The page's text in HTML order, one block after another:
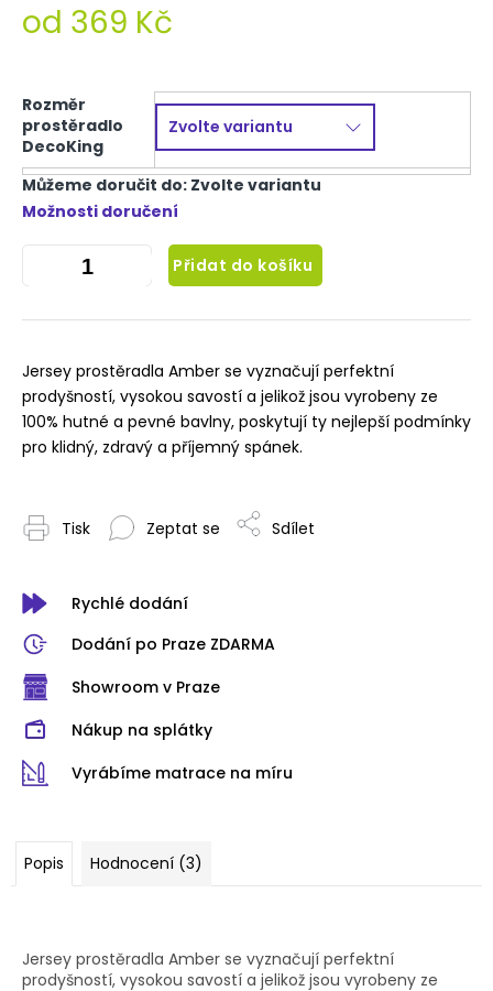
od 369 Kč
Rozměr
prostěradlo
DecoKing
Můžeme doručit do: Zvolte variantu
Možnosti doručení
Přidat do košíku
Jersey prostěradla Amber se vyznačují perfektní
prodyšností, vysokou savostí a jelikož jsou vyrobeny ze
100% hutné a pevné bavlny, poskytují ty nejlepší podmínky
pro klidný, zdravý a příjemný spánek.
Tisk Zeptat se Sdílet
Rychlé dodání
Dodání po Praze ZDARMA
Showroom v Praze
Nákup na splátky
Vyrábíme matrace na míru
Popis Hodnocení (3)
Jersey prostěradla Amber se vyznačují perfektní
prodyšností, vysokou savostí a jelikož jsou vyrobeny ze